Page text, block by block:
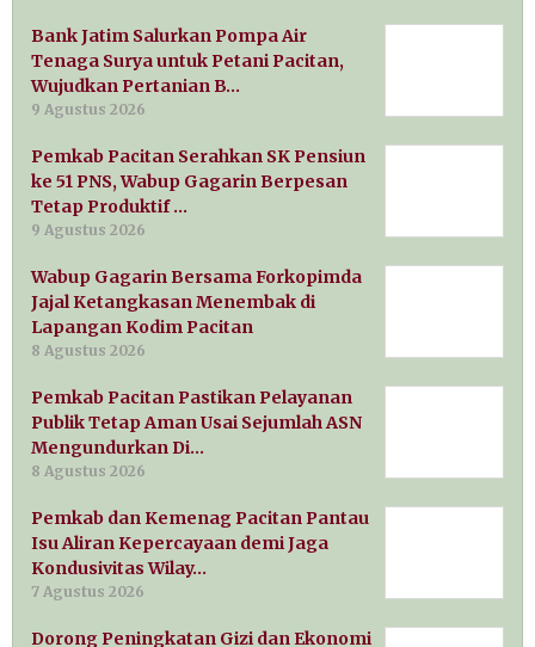
Bank Jatim Salurkan Pompa Air
Tenaga Surya untuk Petani Pacitan,
Wujudkan Pertanian B…
9 Agustus 2026
Pemkab Pacitan Serahkan SK Pensiun
ke 51 PNS, Wabup Gagarin Berpesan
Tetap Produktif …
9 Agustus 2026
Wabup Gagarin Bersama Forkopimda
Jajal Ketangkasan Menembak di
Lapangan Kodim Pacitan
8 Agustus 2026
Pemkab Pacitan Pastikan Pelayanan
Publik Tetap Aman Usai Sejumlah ASN
Mengundurkan Di…
8 Agustus 2026
Pemkab dan Kemenag Pacitan Pantau
Isu Aliran Kepercayaan demi Jaga
Kondusivitas Wilay…
7 Agustus 2026
Dorong Peningkatan Gizi dan Ekonomi